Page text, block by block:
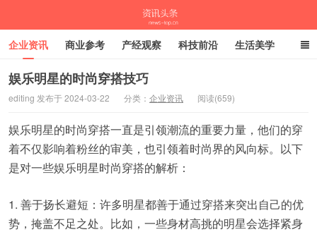
企业资讯 商业参考 产经观察 科技前沿 生活美学
时尚潮流 母婴亲子 专栏
娱乐明星的时尚穿搭技巧
editing 发布于 2024-03-22 分类： 企业资讯 阅读(659)
娱乐明星的时尚穿搭一直是引领潮流的重要力量，他们的穿
着不仅影响着粉丝的审美，也引领着时尚界的风向标。以下
是对一些娱乐明星时尚穿搭的解析：
1. 善于扬长避短：许多明星都善于通过穿搭来突出自己的优
势，掩盖不足之处。比如，一些身材高挑的明星会选择紧身